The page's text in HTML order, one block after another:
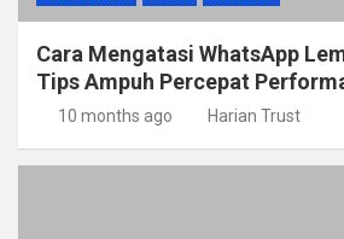
Cara Mengatasi WhatsApp
Tips Ampuh Percepat
10 months ago Harian Trust